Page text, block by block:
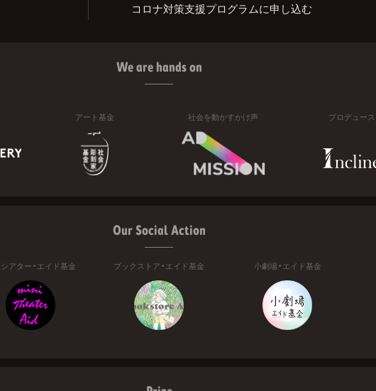
コロナ対策支援プログラムに申し込む
We are hands on
アート基金 社会を動かすかけ声 プロデュース
Our Social Action
アター・エイド基金 ブックストア・エイド基金 小劇場・エイド基金